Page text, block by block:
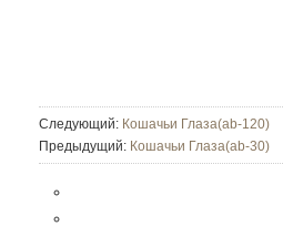
Следующий: Кошачьи Глаза(ab-120)
Предыдущий: Кошачьи Глаза(ab-30)